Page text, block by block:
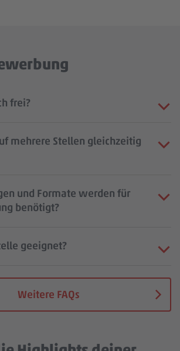
frei?
mehrere Stellen gleichzeitig
und Formate werden für
benötigt?
geeignet?
Weitere FAQs